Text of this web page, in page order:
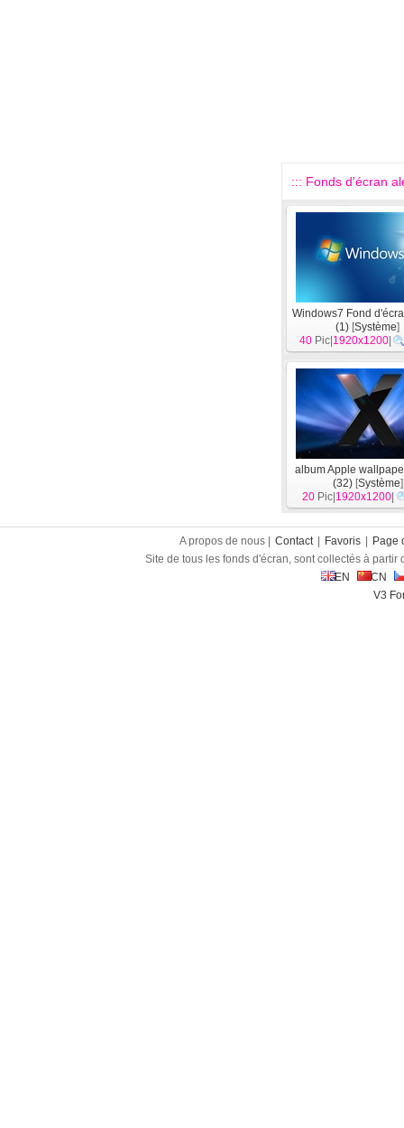
::: Fonds d'écran
Windows7 Fond
(1) [Système]
40 Pic| 1920x1200
album Apple
(32) [Système]
20 Pic| 1920x1200
A propos de nous | Contact Favoris
Page
Site de tous les fonds d'écran, sont collectés à
EN
CN
V3